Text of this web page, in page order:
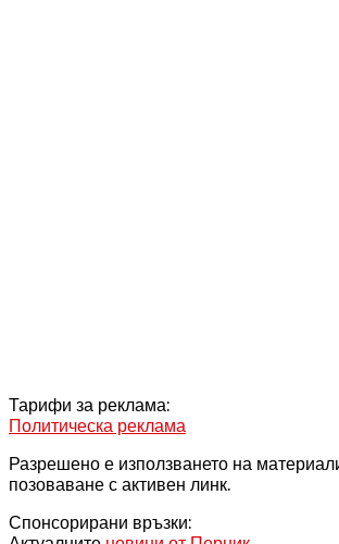
Тарифи за реклама:
Политическа реклама
Разрешено е използването на
позоваване с активен линк.
Спонсорирани връзки: